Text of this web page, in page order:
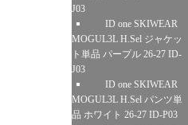
J03
ID one SKIWEAR
MOGUL3L H.Sel ジャケッ
ト単品 パープル 26-27 ID-
J03
ID one SKIWEAR
MOGUL3L H.Sel パンツ単
品 ホワイト 26-27 ID-P03